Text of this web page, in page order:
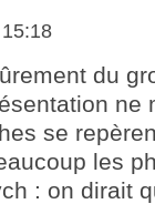
du
ne
se
les
: on dirait